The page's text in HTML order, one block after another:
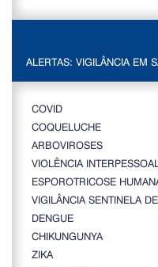
ALERTAS: VIGILÂNCIA EM
COVID
COQUELUCHE
ARBOVIROSES
VIOLÊNCIA
ESPOROTRICOSE
VIGILÂNCIA SENTINELA
DENGUE
CHIKUNGUNYA
ZIKA